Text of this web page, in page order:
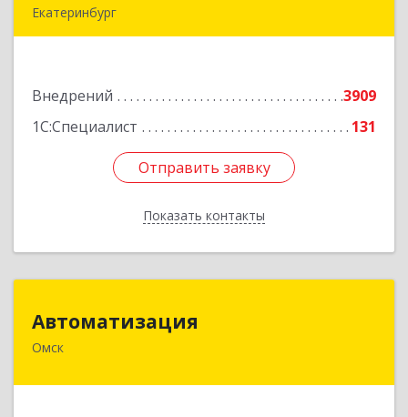
Екатеринбург
Внедрений
3909
1С:Специалист
131
Отправить заявку
Показать контакты
Подробнее
Отправить заявку
Назад
Автоматизация
Омск644024, Омская обл, Омск г, Маршала Жукова